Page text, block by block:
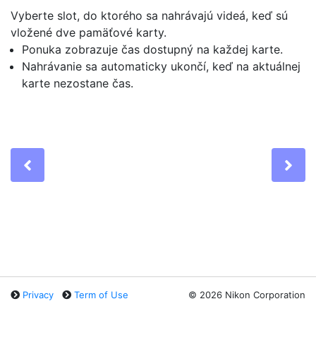
Vyberte slot, do ktorého sa nahrávajú videá, keď sú
vložené dve pamäťové karty.
Ponuka zobrazuje čas dostupný na každej karte.
Nahrávanie sa automaticky ukončí, keď na aktuálnej
karte nezostane čas.
Privacy Term of Use © 2026 Nikon Corporation